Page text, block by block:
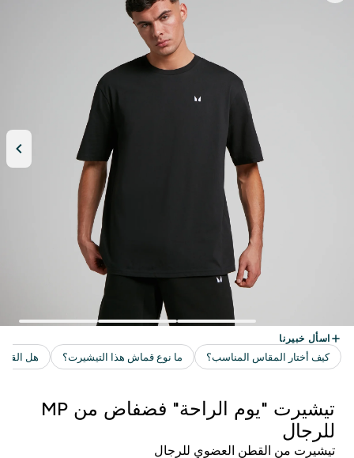
تيشيرت "يوم الراحة" فضفاض من MP
للرجال
تيشيرت من القطن العضوي للرجال